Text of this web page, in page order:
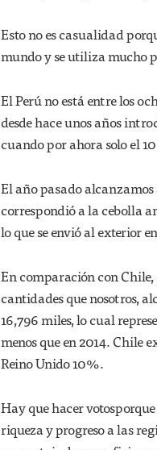
Esto no es casualidad
mundo y se utiliza mucho
El Perú no está entre los
desde hace unos años
cuando por ahora solo el
El año pasado
correspondió a la cebolla
lo que se envió al exterior
En comparación con
cantidades que nosotros,
16,796 miles, lo cual
menos que en 2014. Chile
Reino Unido 10%.
Hay que hacer
riqueza y progreso a las